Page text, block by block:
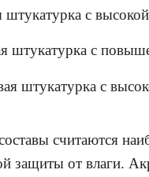
штукатурка с
штукатурка с
штукатурка с
считаются
защиты от влаги.